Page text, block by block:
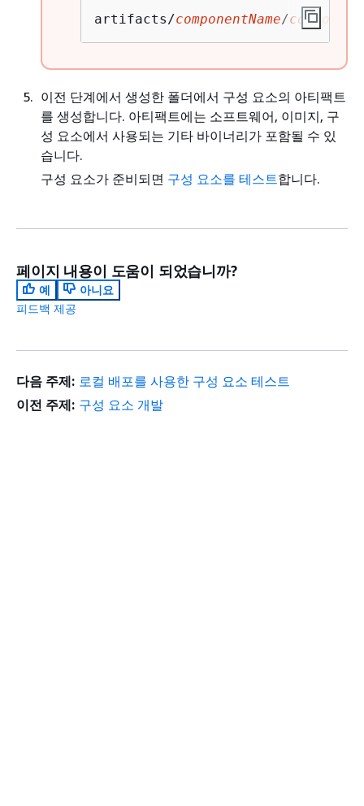
artifacts/componentName/
이전 단계에서 생성한 폴더에서 구성 요소의 아티팩트
를 생성합니다. 아티팩트에는 소프트웨어, 이미지, 구
성 요소에서 사용되는 기타 바이너리가 포함될 수 있
습니다.
구성 요소가 준비되면 구성 요소를 테스트합니다.
페이지 내용이 도움이 되었습니까?
예
아니요
피드백 제공
다음 주제: 로컬 배포를 사용한 구성 요소 테스트
이전 주제: 구성 요소 개발